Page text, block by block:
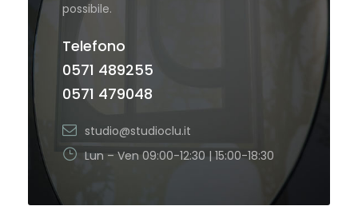
possibile.
Telefono
0571 489255
0571 479048
studio@studioclu.it
Lun – Ven 09:00-12:30 | 15:00-18:30